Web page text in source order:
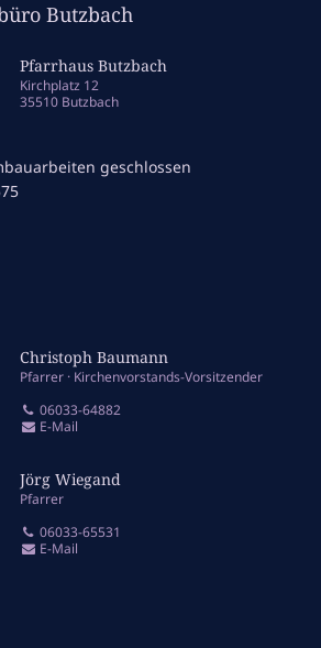
Butzbach
Pfarrhaus Butzbach
Kirchplatz 12
35510 Butzbach
geschlossen
Christoph Baumann
Pfarrer Kirchenvorstands-Vorsitzender
06033-64882
E-Mail
Jörg Wiegand
Pfarrer
06033-65531
E-Mail